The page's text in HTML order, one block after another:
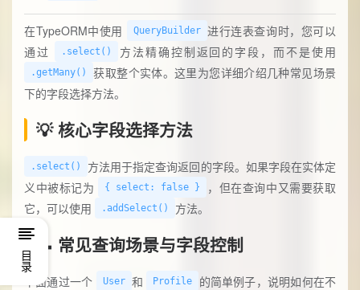
在TypeORM中使用 QueryBuilder
进行连表查询时，您可以
通过
.select() 方法精确控制返回的字段，而不是使用
.getMany()
获取整个实体。这里为您详细介绍几种常见场景
下的字段选择方法。
💡 核心字段选择方法
.select()
方法用于指定查询返回的字段。如果字段在实体定
义中被标记为
{ select: false }
，但在查询中又需要获取
它，可以使用
.addSelect() 方法。
📝 常见查询场景与字段控制
下面通过一个 User 和 Profile
的简单例子，说明如何在不
目录